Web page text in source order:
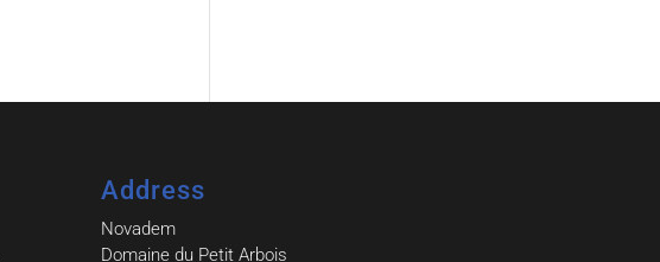
Address
Novadem
Domaine du Petit Arbois